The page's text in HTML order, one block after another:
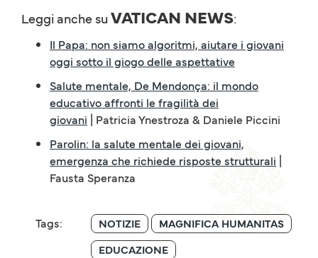
Leggi anche suVATICAN NEWS:
Il Papa: non siamo algoritmi, aiutare i giovani
oggi sotto il giogo delle aspettative
Salute mentale, De Mendonça: il mondo
educativo affronti le fragilità dei
giovani | Patricia Ynestroza & Daniele Piccini
Parolin: la salute mentale dei giovani,
emergenza che richiede risposte strutturali |
Fausta Speranza
Tags: NOTIZIE
MAGNIFICA HUMANITAS
EDUCAZIONE